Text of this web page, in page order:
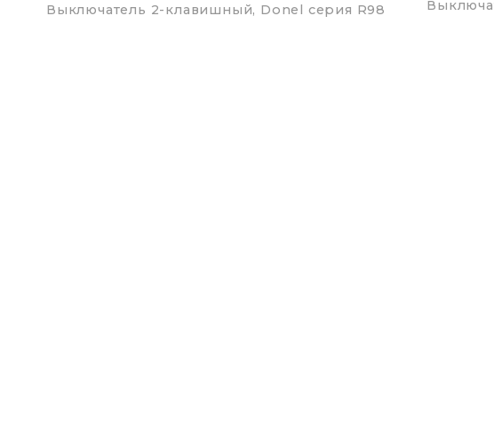
Выключатель 2-клавишный, Donel серия R98